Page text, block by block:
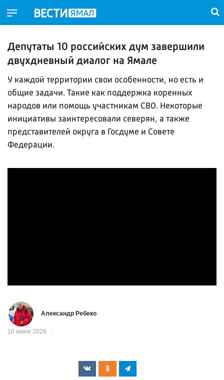
Депутаты 10 российских дум завершили
двухдневный диалог на Ямале
У каждой территории свои особенности, но есть и
общие задачи. Такие как поддержка коренных
народов или помощь участникам СВО. Некоторые
инициативы заинтересовали северян, а также
представителей округа в Госдуме и Совете
Федерации.
Александр Ребеко
10 июня 2026